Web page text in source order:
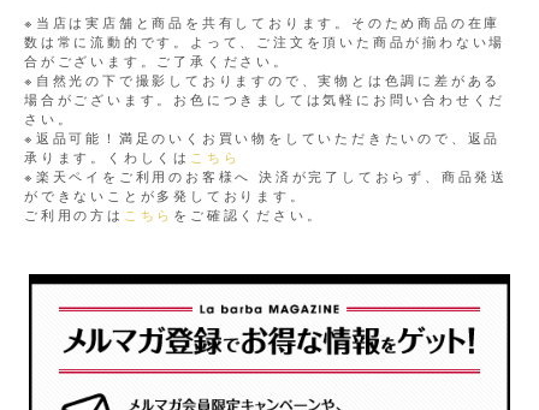
※当店は実店舗と商品を共有しております。そのため商品の在庫
数は常に流動的です。よって、ご注文を頂いた商品が揃わない場
合がございます。ご了承ください。
※自然光の下で撮影しておりますので、実物とは色調に差がある
場合がございます。お色につきましては気軽にお問い合わせくだ
さい。
※返品可能！満足のいくお買い物をしていただきたいので、返品
承ります。くわしくは こちら
※楽天ペイをご利用のお客様へ 決済が完了しておらず、商品発送
ができないことが多発しております。
ご利用の方は こちら をご確認ください。